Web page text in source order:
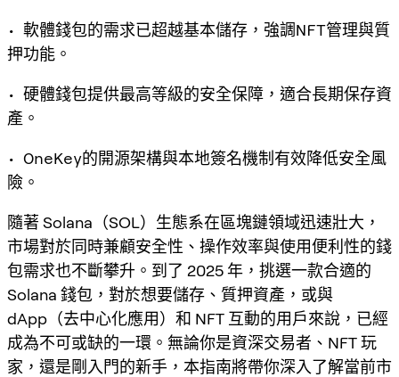
• 軟體錢包的需求已超越基本儲存，強調NFT管理與質
押功能。
• 硬體錢包提供最高等級的安全保障，適合長期保存資
產。
• OneKey的開源架構與本地簽名機制有效降低安全風
險。
隨著 Solana（SOL）生態系在區塊鏈領域迅速壯大，
市場對於同時兼顧安全性、操作效率與使用便利性的錢
包需求也不斷攀升。到了 2025 年，挑選一款合適的
Solana 錢包，對於想要儲存、質押資產，或與
dApp（去中心化應用）和 NFT 互動的用戶來說，已經
成為不可或缺的一環。無論你是資深交易者、NFT 玩
家，還是剛入門的新手，本指南將帶你深入了解當前市